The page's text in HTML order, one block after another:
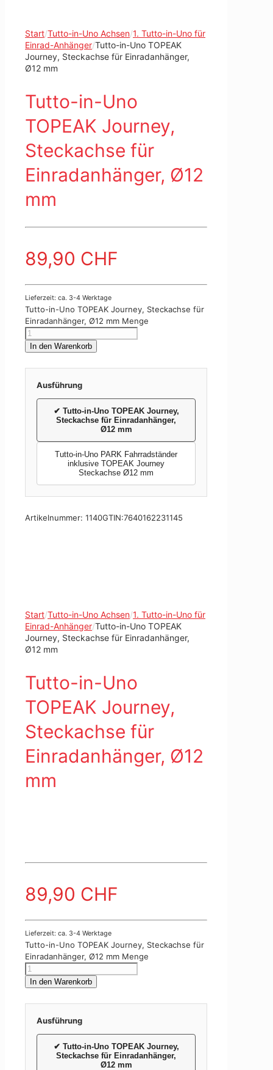
Start/Tutto-in-Uno Achsen/1. Tutto-in-Uno für
Einrad-Anhänger/Tutto-in-Uno TOPEAK
Journey, Steckachse für Einradanhänger,
Ø12 mm
Tutto-in-Uno
TOPEAK Journey,
Steckachse für
Einradanhänger, Ø12
mm
89,90 CHF
Lieferzeit: ca. 3-4 Werktage
Tutto-in-Uno TOPEAK Journey, Steckachse für
Einradanhänger, Ø12 mm Menge
In den Warenkorb
Ausführung
✔ Tutto-in-Uno TOPEAK Journey,
Steckachse für Einradanhänger,
Ø12 mm
Tutto-in-Uno PARK Fahrradständer
inklusive TOPEAK Journey
Steckachse Ø12 mm
Artikelnummer: 1140GTIN:7640162231145
Start/Tutto-in-Uno Achsen/1. Tutto-in-Uno für
Einrad-Anhänger/Tutto-in-Uno TOPEAK
Journey, Steckachse für Einradanhänger,
Ø12 mm
Tutto-in-Uno
TOPEAK Journey,
Steckachse für
Einradanhänger, Ø12
mm
89,90 CHF
Lieferzeit: ca. 3-4 Werktage
Tutto-in-Uno TOPEAK Journey, Steckachse für
Einradanhänger, Ø12 mm Menge
In den Warenkorb
Ausführung
✔ Tutto-in-Uno TOPEAK Journey,
Steckachse für Einradanhänger,
Ø12 mm